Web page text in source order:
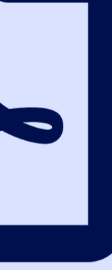
равные
системе,
участников и
ограничивающие
лишает
года — это самое
может быть
Формальный
в барьер для
ни мотивации